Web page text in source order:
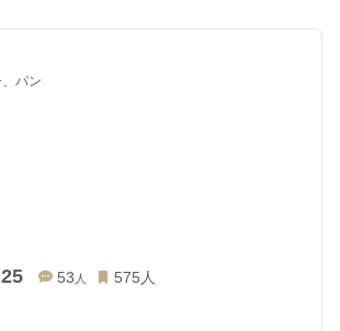
パン
53 人 575人